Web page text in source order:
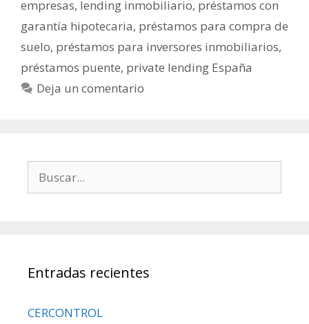
empresas, lending inmobiliario, préstamos con
garantía hipotecaria, préstamos para compra de
suelo, préstamos para inversores inmobiliarios,
préstamos puente, private lending España
Deja un comentario
Entradas recientes
CERCONTROL